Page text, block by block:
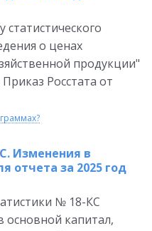
о ценах
продукции"
Росстата от
Изменения в
отчета за 2025 год
№ 18-КС
основной капитал,